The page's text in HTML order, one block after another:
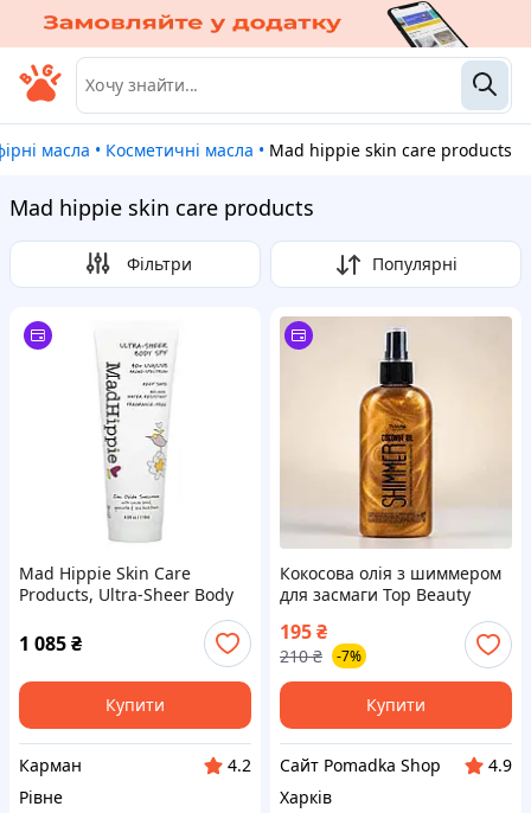
масла • Косметичні масла • Mad hippie skin care products
Mad hippie skin care products
Фільтри Популярні
Mad Hippie Skin Care
Products, Ultra-Sheer Body
SPF 40+, 4 рідкі унції (118
мл)
1 085₴
Купити
Карман
4.2
Рівне
Кокосова олія з шиммером
для засмаги Top Beauty
Shimmer Coconut Oil, 100 ml
195₴
210 ₴ -7%
Купити
Сайт Pomadka Shop
4.9
Харків